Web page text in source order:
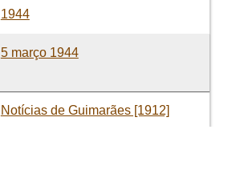
1944
5 março 1944
Notícias de Guimarães [1912]